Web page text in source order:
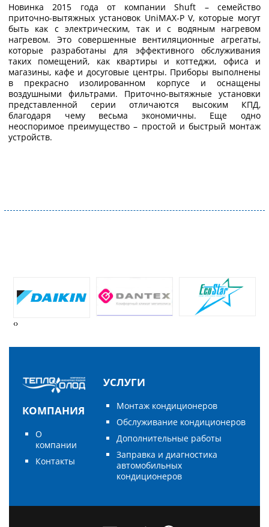
Новинка 2015 года от компании Shuft – семейство
приточно-вытяжных установок UniMAX-P V, которые могут
быть как с электрическим, так и с водяным нагревом
нагревом. Это совершенные вентиляционные агрегаты,
которые разработаны для эффективного обслуживания
таких помещений, как квартиры и коттеджи, офиса и
магазины, кафе и досуговые центры. Приборы выполнены
в прекрасно изолированном корпусе и оснащены
воздушными фильтрами. Приточно-вытяжные установки
представленной серии отличаются высоким КПД,
благодаря чему весьма экономичны. Еще одно
неоспоримое преимущество – простой и быстрый монтаж
устройств.
‹›
КОМПАНИЯ
О
компании
Контакты
УСЛУГИ
Монтаж кондиционеров
Обслуживание кондиционеров
Дополнительные работы
Заправка и диагностика
автомобильных
кондиционеров